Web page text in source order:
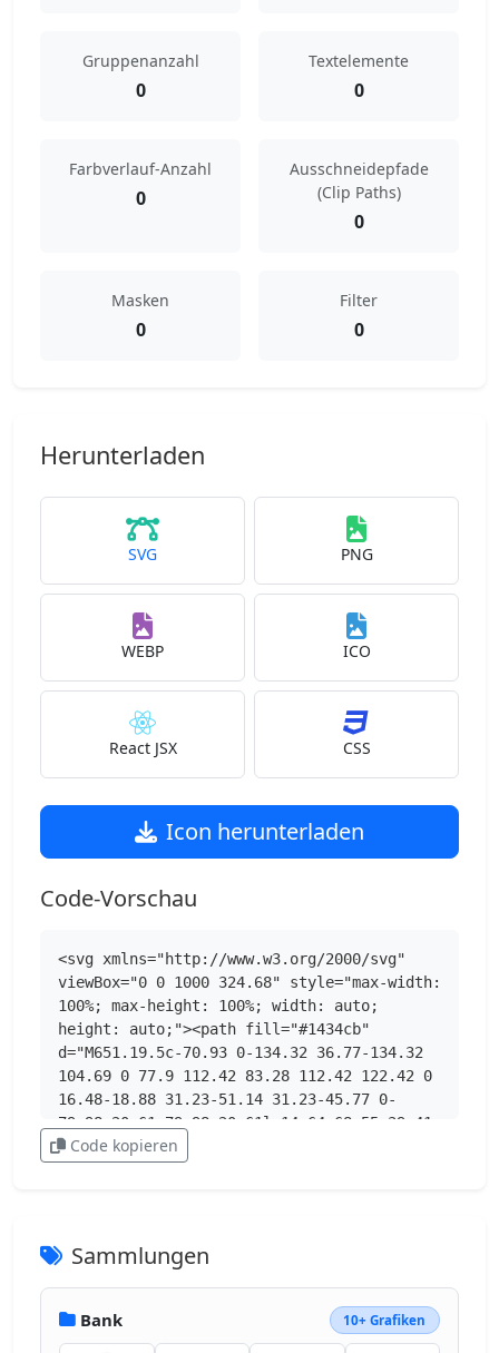
Gruppenanzahl
0
Textelemente
0
Farbverlauf-Anzahl
0
Ausschneidepfade
(Clip Paths)
0
Masken
0
Filter
0
Herunterladen
SVG PNG
WEBP ICO
React JSX CSS
Icon herunterladen
Code-Vorschau
<svg xmlns="http://www.w3.org/2000/svg"
viewBox="0 0 1000 324.68" style="max-width:
100%; max-height: 100%; width: auto;
height: auto;"><path fill="#1434cb"
d="M651.19.5c-70.93 0-134.32 36.77-134.32
104.69 0 77.9 112.42 83.28 112.42 122.42 0
16.48-18.88 31.23-51.14 31.23-45.77 0-
79.98-20.61-79.98-20.61l-14.64 68.55s39.41
17.41 91.73 17.41c77.55 0 138.58-38.57
15.49s29.84 5.46 56.72 16.36c34.61 12.49
37.07 19.77 42.9 42.35l63.51
244.83h85.14L379.93 5.5h-84.94l-84.28
213.17-34.39-180.7c-3.15-20.68-19.13-32.48-
Code kopieren
Sammlungen
Bank 10+ Grafiken